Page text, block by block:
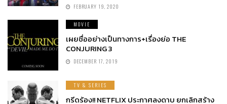
FEBRUARY 19, 2020
MOVIE
เผยชื่ออย่างเป็นทางการ+เรื่องย่อ THE
CONJURING 3
DECEMBER 17, 2019
TV & SERIES
กรีดร้อง!! NETFLIX ประกาศลงดาบ ยกเลิกสร้าง